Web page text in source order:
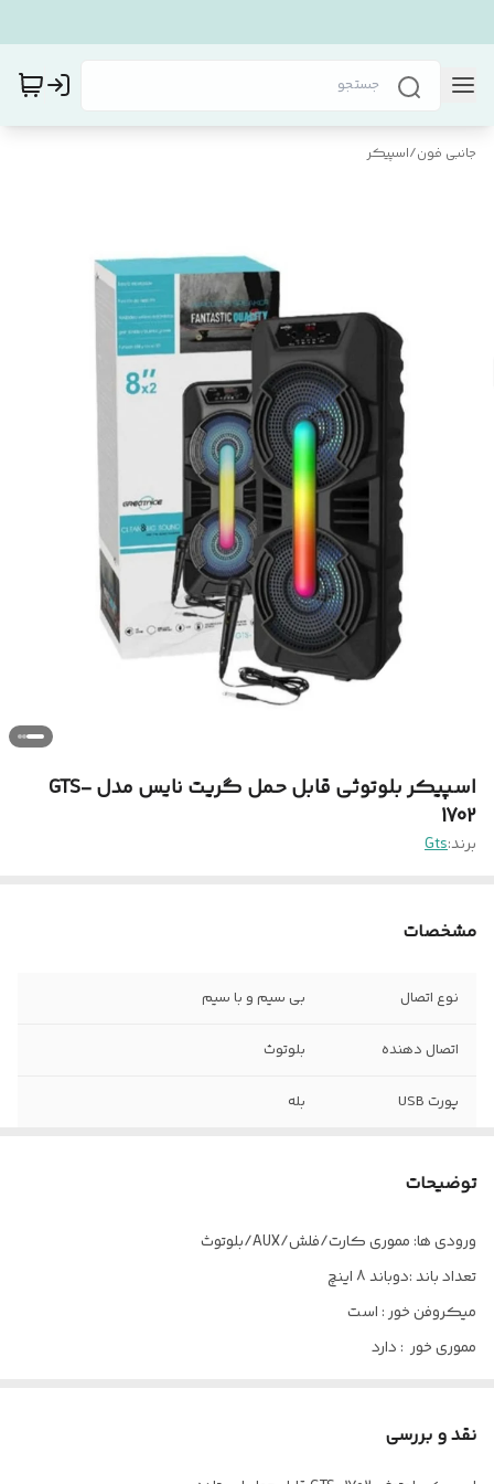
جانبی فون/اسپیکر
اسپیکر بلوتوثی قابل حمل گریت نایس مدل GTS-
1702
برند:Gts
مشخصات
نوع اتصال بی سیم و با سیم
اتصال دهنده بلوتوث
پورت USB بله
حافظه
دارد
باتری
توضیحات
ورودی ها: مموری کارت/فلش/AUX/بلوتوث
تعداد باند :دوباند 8 اینچ
میکروفن خور : است
مموری خور : دارد
نقد و بررسی